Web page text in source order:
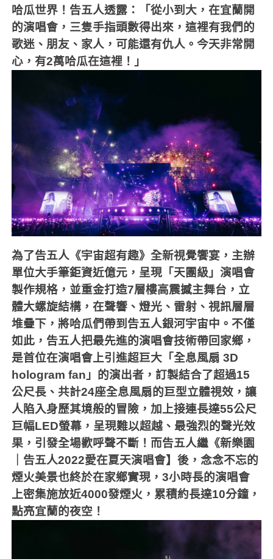
哈瓜世界！告五人透露：「從小到大，在宜蘭開
的演唱會，三隻手指頭數得出來，這裡有我們的
歌迷、朋友、家人，可能還有仇人。今天非常開
心，有2萬哈瓜在這裡！」
為了告五人《宇宙超有趣》全新視覺饗宴，主辦
單位大手筆鉅資近億元，呈現「天團級」演唱會
製作規格，並重金打造7層樓高震撼主舞台，立
體大螺旋結構，在聲響、燈光、雷射、視訊層層
堆疊下，將哈瓜們帶到告五人銀河宇宙中。不僅
如此，告五人把最先進的演唱會技術帶回家鄉，
是首位在演唱會上引進超巨大「全息風扇 3D
hologram fan 」的演出者，訂製結合了超過15
公尺長、共計24座全息風扇的巨型立體視效，讓
人陷入身歷其境般的冒險，加上接連長達55公尺
巨幅LED螢幕，呈現難以超越、最強烈的聲光效
果，引發全場歡呼聲不斷！而告五人繼《新樂園
｜告五人2022愛在夏天演唱會】後，念念不忘的
煙火美景也終於在家鄉實現，3小時長的演唱會
上密集施放近4000發煙火，累積約長達10分鐘，
點亮宜蘭的夜空！